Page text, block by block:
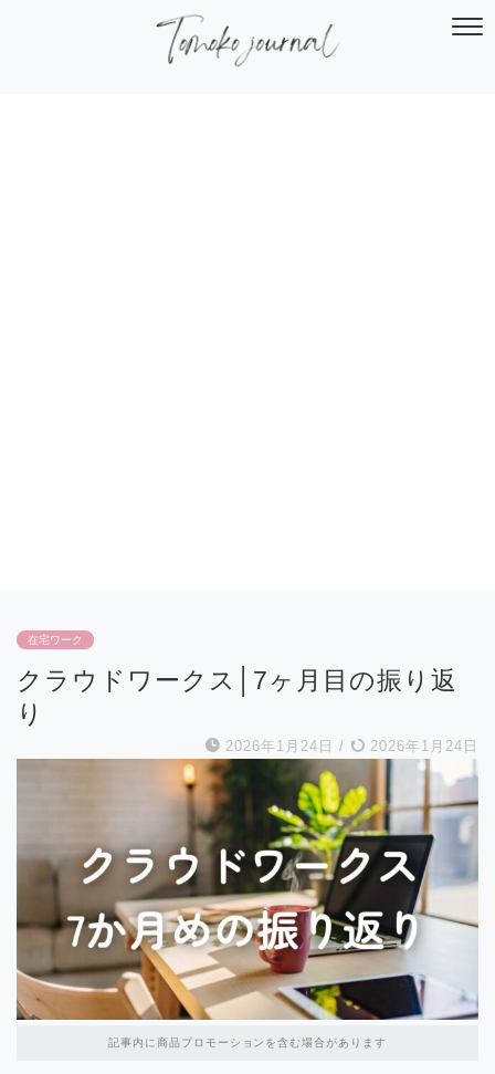
在宅ワーク
クラウドワークス│7ヶ月目の振り返
り
2026年1月24日 / 2026年1月24日
記事内に商品プロモーションを含む場合があります